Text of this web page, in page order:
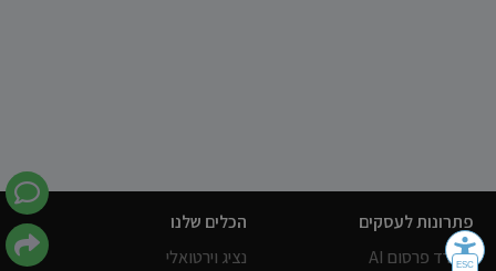
פתרונות לעסקים
משרד פרסום AI
הכלים שלנו
נציג וירטואלי